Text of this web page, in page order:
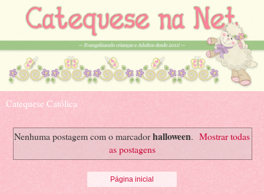
Catequese Católica
Nenhuma postagem com o marcadorhalloween. Mostrar todas
as postagens
Página inicial